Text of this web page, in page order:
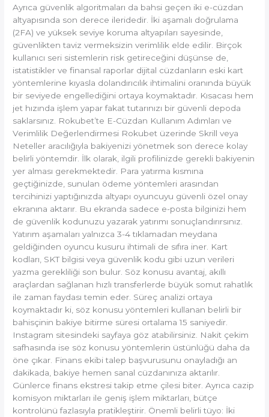
Ayrıca güvenlik algoritmaları da bahsi geçen iki e-cüzdan
altyapısında son derece ileridedir. İki aşamalı doğrulama
(2FA) ve yüksek seviye koruma altyapıları sayesinde,
güvenlikten taviz vermeksizin verimlilik elde edilir. Birçok
kullanıcı seri sistemlerin risk getireceğini düşünse de,
istatistikler ve finansal raporlar dijital cüzdanların eski kart
yöntemlerine kıyasla dolandırıcılık ihtimalini oranında büyük
bir seviyede engellediğini ortaya koymaktadır. Kısacası hem
jet hızında işlem yapar fakat tutarınızı bir güvenli depoda
saklarsınız. Rokubet’te E-Cüzdan Kullanım Adımları ve
Verimlilik Değerlendirmesi Rokubet üzerinde Skrill veya
Neteller aracılığıyla bakiyenizi yönetmek son derece kolay
belirli yöntemdir. İlk olarak, ilgili profilinizde gerekli bakiyenin
yer alması gerekmektedir. Para yatırma kısmına
geçtiğinizde, sunulan ödeme yöntemleri arasından
tercihinizi yaptığınızda altyapı oyuncuyu güvenli özel onay
ekranına aktarır. Bu ekranda sadece e-posta bilginizi hem
de güvenlik kodunuzu yazarak yatırımı sonuçlandırırsınız.
Yatırım aşamaları yalnızca 3-4 tıklamadan meydana
geldiğinden oyuncu kusuru ihtimali de sıfıra iner. Kart
kodları, SKT bilgisi veya güvenlik kodu gibi uzun verileri
yazma gerekliliği son bulur. Söz konusu avantaj, akıllı
araçlardan sağlanan hızlı transferlerde büyük somut rahatlık
ile zaman faydası temin eder. Süreç analizi ortaya
koymaktadır ki, söz konusu yöntemleri kullanan belirli bir
bahisçinin bakiye bitirme süresi ortalama 15 saniyedir.
Instagram sitesindeki sayfaya göz atabilirsiniz. Nakit çekim
safhasında ise söz konusu yöntemlerin üstünlüğü daha da
öne çıkar. Finans ekibi talep başvurusunu onayladığı an
dakikada, bakiye hemen sanal cüzdanınıza aktarılır.
Günlerce finans ekstresi takip etme çilesi biter. Ayrıca cazip
komisyon miktarları ile geniş işlem miktarları, bütçe
kontrolünü fazlasıyla pratikleştirir. Önemli belirli tüyo: İki